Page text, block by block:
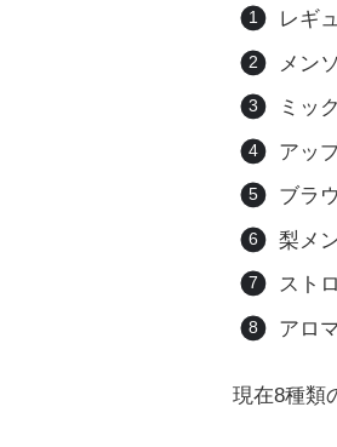
レギ
メン
ミッ
アッ
ブラ
梨メ
スト
アロ
現在8種類